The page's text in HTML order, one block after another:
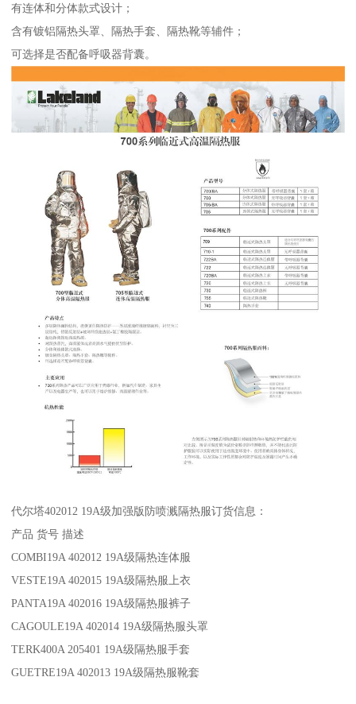
有连体和分体款式设计；
含有镀铝隔热头罩、隔热手套、隔热靴等辅件；
可选择是否配备呼吸器背囊。
代尔塔402012 19A级加强版防喷溅隔热服订货信息：
产品 货号 描述
COMBI19A 402012 19A级隔热连体服
VESTE19A 402015 19A级隔热服上衣
PANTA19A 402016 19A级隔热服裤子
CAGOULE19A 402014 19A级隔热服头罩
TERK400A 205401 19A级隔热服手套
GUETRE19A 402013 19A级隔热服靴套